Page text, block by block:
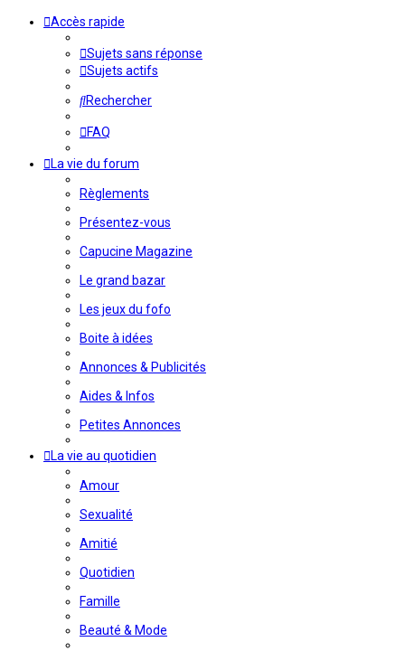
Accès rapide
Sujets sans réponse
Sujets actifs
Rechercher
FAQ
La vie du forum
Règlements
Présentez-vous
Capucine Magazine
Le grand bazar
Les jeux du fofo
Boite à idées
Annonces & Publicités
Aides & Infos
Petites Annonces
La vie au quotidien
Amour
Sexualité
Amitié
Quotidien
Famille
Beauté & Mode